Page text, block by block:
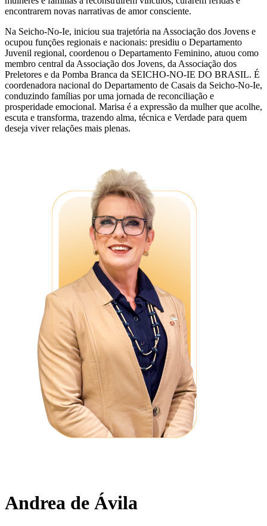
encontrarem novas narrativas de amor consciente.
Na Seicho-No-Ie, iniciou sua trajetória na Associação dos Jovens e
ocupou funções regionais e nacionais: presidiu o Departamento
Juvenil regional, coordenou o Departamento Feminino, atuou como
membro central da Associação dos Jovens, da Associação dos
Preletores e da Pomba Branca da SEICHO-NO-IE DO BRASIL. É
coordenadora nacional do Departamento de Casais da Seicho-No-Ie,
conduzindo famílias por uma jornada de reconciliação e
prosperidade emocional. Marisa é a expressão da mulher que acolhe,
escuta e transforma, trazendo alma, técnica e Verdade para quem
deseja viver relações mais plenas.
Andrea de Ávila